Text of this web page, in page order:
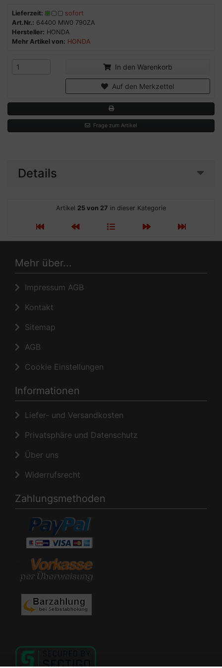
Lieferzeit:
sofort
Art.Nr.: 64400 MW0 790ZA
Hersteller: HONDA
Mehr Artikel von: HONDA
In den Warenkorb
Auf den Merkzettel
Frage zum Artikel
Details
Artikel 25 von 27 in dieser Kategorie
Mehr über...
Impressum AGB
Kontakt
Sitemap
AGB
Cookie Einstellungen
Informationen
Liefer- und Versandkosten
Privatsphäre und Datenschutz
Über uns
Widerrufsrecht
Zahlungsmethoden